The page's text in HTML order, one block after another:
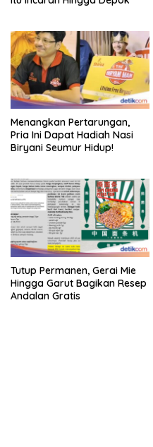
Menangkan Pertarungan,
Pria Ini Dapat Hadiah Nasi
Biryani Seumur Hidup!
Tutup Permanen, Gerai Mie
Hingga Garut Bagikan Resep
Andalan Gratis